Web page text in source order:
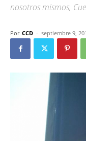
nosotros mismos,
Por CCD - septiembre 9,